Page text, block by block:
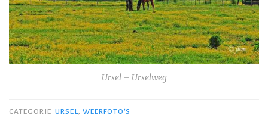
Ursel – Urselweg
CATEGORIE URSEL, WEERFOTO'S